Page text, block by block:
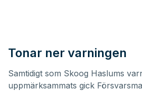
Tonar ner varningen
Samtidigt som Skoog Haslums
uppmärksammats gick